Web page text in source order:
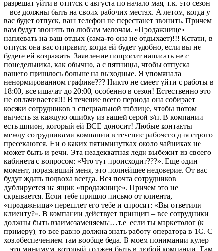
разрешат уйти в отпуск с августа по начало мая, т.к. это сезон
– все должны быть на своих рабочих местах. А летом, когда у
вас будет отпуск, ваш телефон не перестанет звонить. Причем
вам будут звонить по любым мелочам. «Продажнице»
наплевать на ваш отдых (сама-то она не отдыхает)!!! Кстати, в
отпуск она вас отправит, когда ей будет удобно, если вы не
будете ей возражать. Заявление попросит написать не с
понедельника, как обычно, а с пятницы, чтобы отпуска
вашего пришлось больше на выходные. Я упомянала
ненормированном графике??? Никто не смеет уйти с работы в
18:00, все ишачат до 20:00, особенно в сезон! Естественно это
не оплачивается!!! В течение всего периода она собирает
косяки сотрудников в специальной таблице, чтобы потом
вычесть за каждую ошибку из вашей серой з/п. В компании
есть шпион, который ей ВСЕ доносит! Любые контакты
между сотрудниками компании в течение рабочего дня строго
пресекаются. Ни о каких пятиминутках около чайниках не
может быть и речи. Эта неадекватная леди выбежит из своего
кабинета с вопросом: «Что тут происходит???». Еще один
момент, поразивший меня, это полнейшее недоверие. От вас
будут ждать подвоха всегда. Вся почта сотрудников
дублируется на ящик «продажнице». Причем это не
скрывается. Если тебе пришло письмо от клиента,
«продажница» перешлет его тебе и спросит: «Вы ответили
клиенту?». В компании действует принцип – все сотрудники
должны быть взаимозаменяемы…т.е. если ты маркетолог (к
примеру), то все равно должна знать работу оператора в 1С. С
хоз.обеспечением там вообще беда. В моем понимании кулер
– это минимум, который должен быть в любой компании. Там